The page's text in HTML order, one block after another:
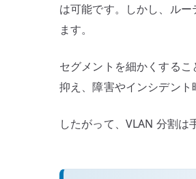
は可能です。しかし、ル
ます。
セグメントを細かくする
抑え、障害やインシデント
したがって、VLAN 分割は